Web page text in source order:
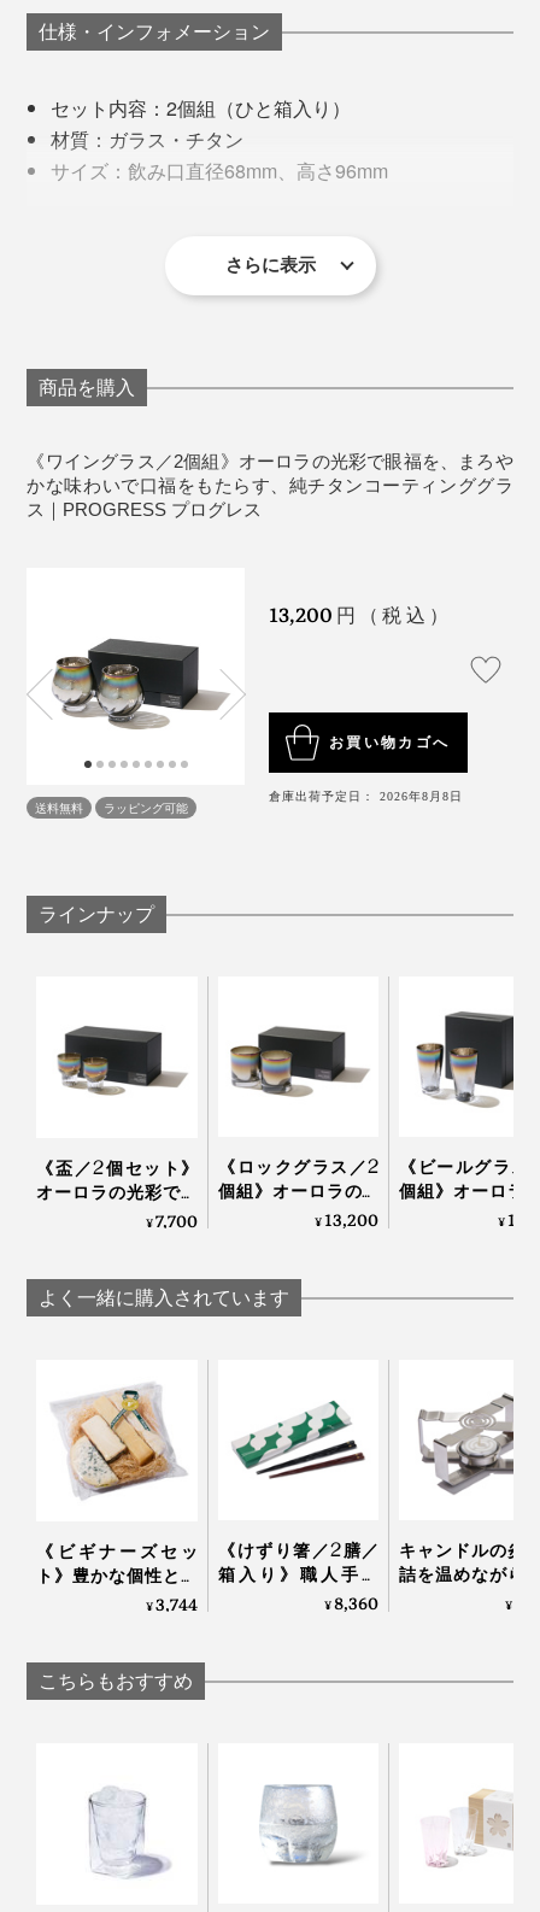
ガラス製のグラスの内側にチタンをコーティング。チタ
ン膜は半透明で、外見からもワインの色を感じことがで
きます。
グラスに注ぎ足すのもスムーズ。
外から見るとオーロラカラーですが、内側はシルバー。
ワインの色が反射してキラキラ輝きます。ワインによっ
て表情が変わるのも愉しみ。
グラスのフチはつるんとなめらかでやや厚く、口をすぼ
めずに飲める形状。
“お酒をおいしくする”という金属や陶器のタンブラーは
多々ありますが、確実に違うのは、半透明で、お酒の色
ん、透明感と光のゆらぎがおいしさを引き立てていると
思います。
メーカーさんにお話を聞くと、チタンをグラスの内側だ
けに、半透明になる薄さでコーティングできるのは、知
る限り『PROGRESS』のみではないかとのこと。
ナノレベルの薄さで膜を作るため、熟練の職人による手
作業で、グラスを精密洗浄、精密研磨しているそうで
す。
どうりで、口当たりのなめらかさが違う！
コーティングに使われているのは、純度100％チタン。
がほとんどのところ、「錆びない、軽い、人体にやさし
い」特徴を持つ、純度100％のチタンを使用していると
おいしい、美しいだけでなく、安心して使えるのも高ポ
イント。
お酒好きなお父さんやパートナーへのプレゼントにもぴ
ったりだと思います！
仕様・インフォメーション
セット内容：2個組（ひと箱入り）
材質：ガラス・チタン
サイズ：飲み口直径68mm、高さ96mm
保証：１ヶ月（１商品1回のみ、内容や方法の詳細は
商品同梱の保証書参照）
やわらかいスポンジ（車などを洗うような）に中性
洗剤を使用してください
ことをおすすめいたします
ガラスを傷つける恐れのあるクレンザーや研磨剤入
りスポンジなどは使用しないでください
外でのご使用はおやめください
乳幼児の手の届かないところに保管してください
食器洗い洗浄機、電子レンジ、オーブンには対応し
ていません
傷がつきますと破損しやすくなります
ガラス同士、金属同士など固いものとぶつからない
ように扱ってください。
ます
グラスを重ねますと、チタンコートを傷めることが
ころに置かないでください
亀裂や破損したガラス片は大変危険ですので、各自
治体の指示に従って破棄してください
さらに表示
商品を購入
《ワイングラス／2個組》オーロラの光彩で眼福を、まろや
かな味わいで口福をもたらす、純チタンコーティンググラ
ス｜PROGRESS プログレス
送料無料 ラッピング可能
13,200 円（税込）
お買い物カゴへ
倉庫出荷予定日： 2026年8月8日
ラインナップ
《盃／2個セット》
オーロラの光彩で眼
福を、まろやかな味
ーティンググラス｜
PROGRESS プログレ
¥7,700
《ロックグラス／2
個組》オーロラの光
彩で眼福を、まろや
ン」コーティンググ
ラス｜PROGRESS プ
¥13,200
《ビールグラス
個組》オーロラ
彩で眼福を、ま
¥
よく一緒に購入されています
《ビギナーズセッ
ト》豊かな個性と食
べやすさが両立する
｜Fermier フェルミエ
¥3,744
《けずり箸／2膳／
箱入り》職人手作
り、天然漆の一生も
¥8,360
キャンドルの炎
詰を温めながら
っくり呑める「
¥
こちらもおすすめ